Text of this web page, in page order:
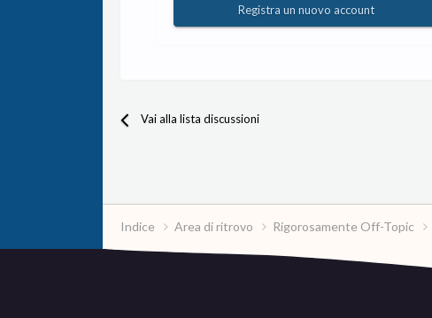
Registra un nuovo account
Vai alla lista discussioni
Indice Area di ritrovo Rigorosamente Off-Topic